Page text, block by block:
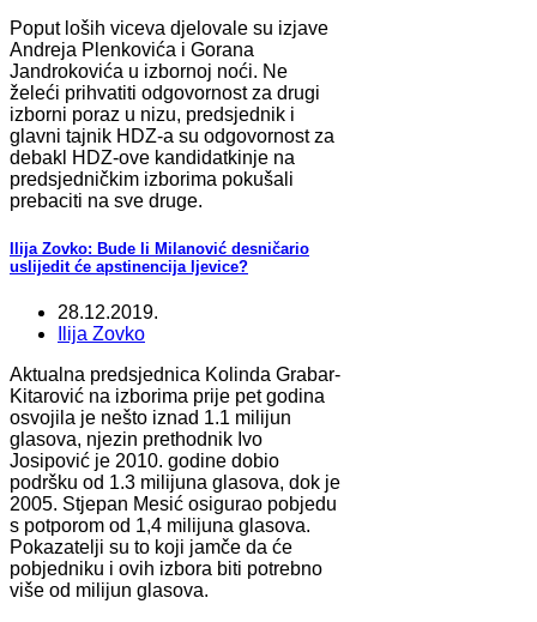
Poput loših viceva djelovale su izjave
Andreja Plenkovića i Gorana
Jandrokovića u izbornoj noći. Ne
želeći prihvatiti odgovornost za drugi
izborni poraz u nizu, predsjednik i
glavni tajnik HDZ-a su odgovornost za
debakl HDZ-ove kandidatkinje na
predsjedničkim izborima pokušali
prebaciti na sve druge.
Ilija Zovko: Bude li Milanović desničario
uslijedit će apstinencija ljevice?
28.12.2019.
Ilija Zovko
Aktualna predsjednica Kolinda Grabar-
Kitarović na izborima prije pet godina
osvojila je nešto iznad 1.1 milijun
glasova, njezin prethodnik Ivo
Josipović je 2010. godine dobio
podršku od 1.3 milijuna glasova, dok je
2005. Stjepan Mesić osigurao pobjedu
s potporom od 1,4 milijuna glasova.
Pokazatelji su to koji jamče da će
pobjedniku i ovih izbora biti potrebno
više od milijun glasova.